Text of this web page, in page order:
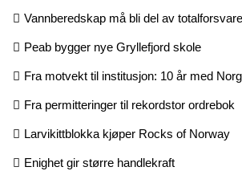
Vannberedskap må bli del av
Peab bygger nye Gryllefjord skole
Fra motvekt til institusjon: 10 år med
Fra permitteringer til rekordstor ordrebok
Larvikittblokka kjøper Rocks of Norway
Enighet gir større handlekraft